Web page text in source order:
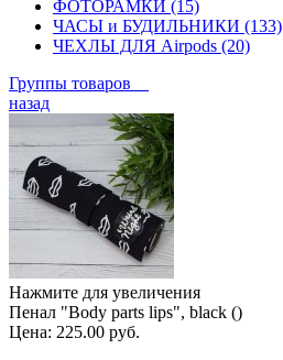
ФОТОРАМКИ (15)
ЧАСЫ и БУДИЛЬНИКИ (133)
ЧЕХЛЫ ДЛЯ Airpods (20)
Группы товаров
назад
Нажмите для увеличения
Пенал "Body parts lips", black ()
Цена: 225.00 руб.